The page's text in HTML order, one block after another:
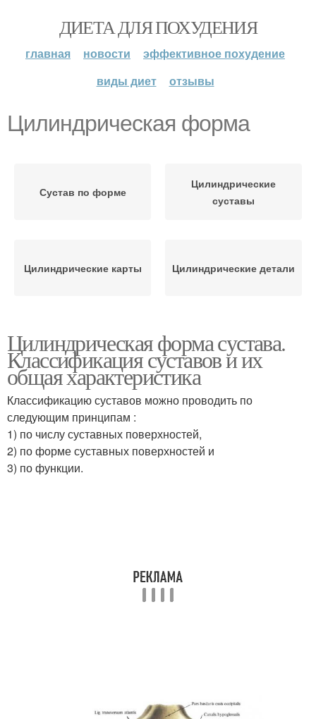
ДИЕТА ДЛЯ ПОХУДЕНИЯ
главная новости
эффективное похудение
виды диет
отзывы
Цилиндрическая форма
Сустав по форме
Цилиндрические
суставы
Цилиндрические карты Цилиндрические детали
Цилиндрическая форма сустава.
Классификация суставов и их
общая характеристика
Классификацию суставов можно проводить по
следующим принципам :
1) по числу суставных поверхностей,
2) по форме суставных поверхностей и
3) по функции.